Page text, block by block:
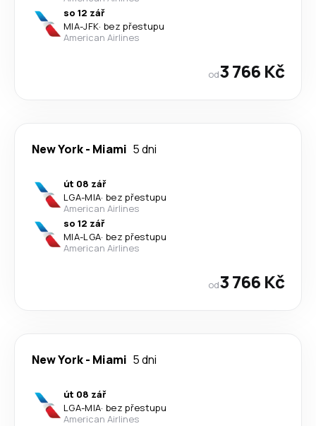
so 12 zář
MIA-JFK· bez přestupu
American Airlines
od3 766 Kč
New York- Miami 5 dni
út 08 zář
LGA-MIA· bez přestupu
American Airlines
so 12 zář
MIA-LGA· bez přestupu
American Airlines
od3 766 Kč
New York- Miami 5 dni
út 08 zář
LGA-MIA· bez přestupu
American Airlines